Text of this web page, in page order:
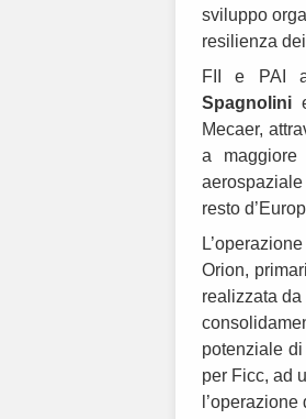
sviluppo
resilienza
FII e PAI
Spagnolini
Mecaer,
a
resto
Orion,
realizzata
potenziale
per Ficc, ad